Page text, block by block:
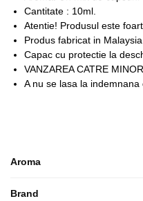
Cantitate : 10ml.
Atentie! Produsul este
Produs fabricat in
Capac cu protectie la
VANZAREA CATRE
A nu se lasa la indemnana
Aroma
Brand